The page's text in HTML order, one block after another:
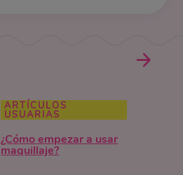
ARTÍCULOS
USUARIAS
¿Cómo empezar a usar
maquillaje?